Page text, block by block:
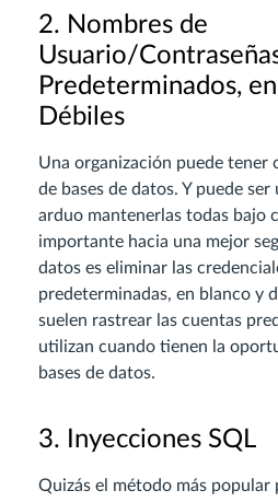
2. Nombres de
Usuario/
Predeterminados,
Débiles
Una organización puede tener
de bases de datos. Y puede
arduo mantenerlas todas bajo
importante hacia una mejor
datos es eliminar las
predeterminadas, en blanco y
suelen rastrear las cuentas
utilizan cuando tienen la
bases de datos.
3. Inyecciones SQL
Quizás el método más popular